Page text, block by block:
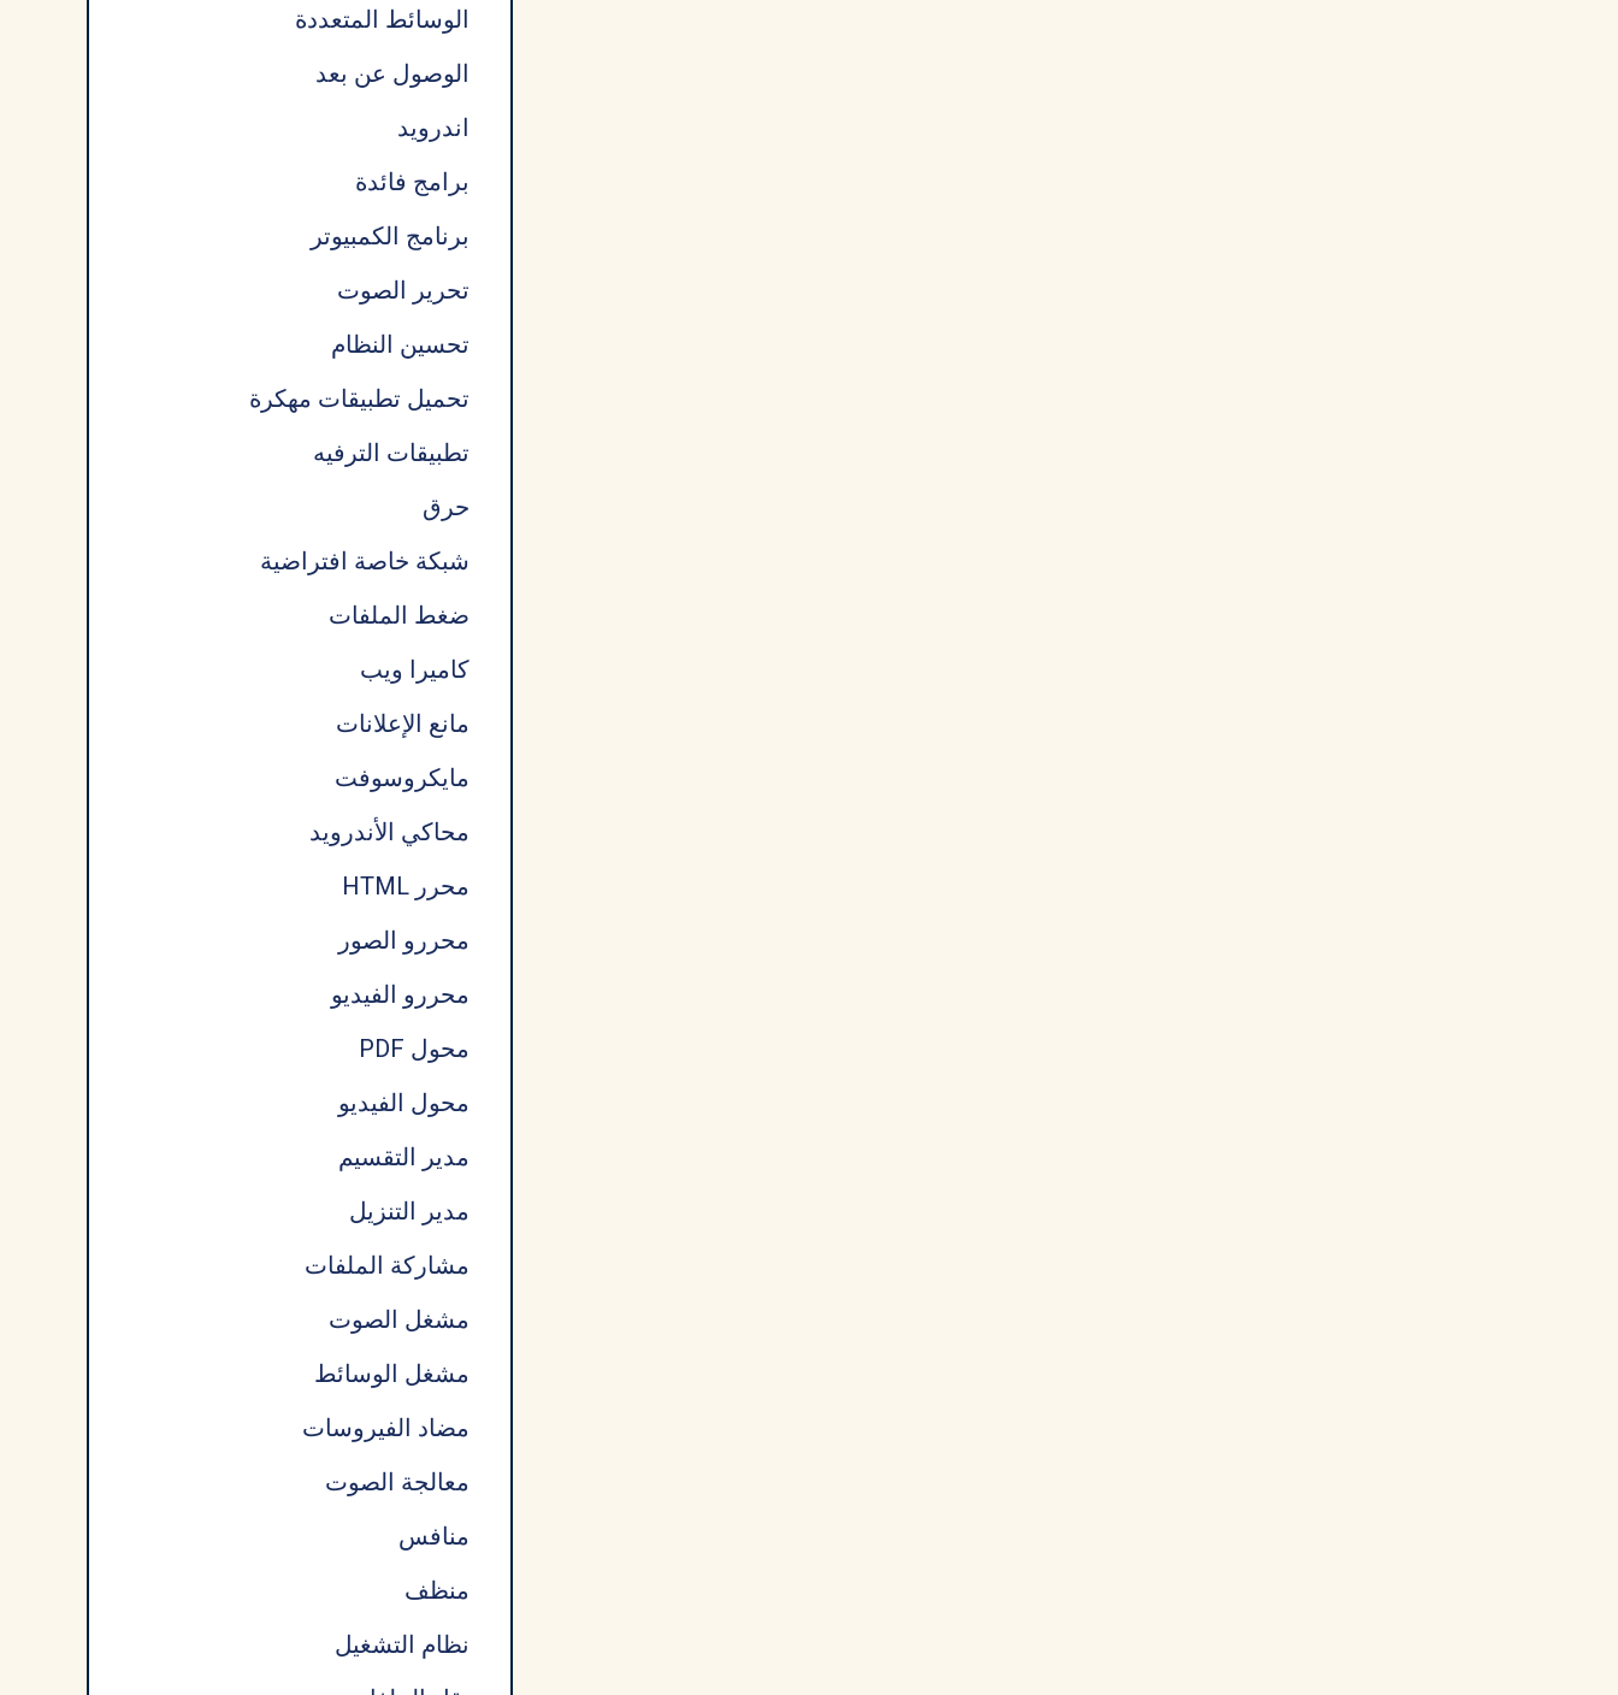
الوسائط المتعددة
الوصول عن بعد
اندرويد
برامج فائدة
برنامج الكمبيوتر
تحرير الصوت
تحسين النظام
تحميل تطبيقات مهكرة
تطبيقات الترفيه
حرق
شبكة خاصة افتراضية
ضغط الملفات
كاميرا ويب
مانع الإعلانات
مايكروسوفت
محاكي الأندرويد
محرر HTML
محررو الصور
محررو الفيديو
محول PDF
محول الفيديو
مدير التقسيم
مدير التنزيل
مشاركة الملفات
مشغل الصوت
مشغل الوسائط
مضاد الفيروسات
معالجة الصوت
منافس
منظف
نظام التشغيل